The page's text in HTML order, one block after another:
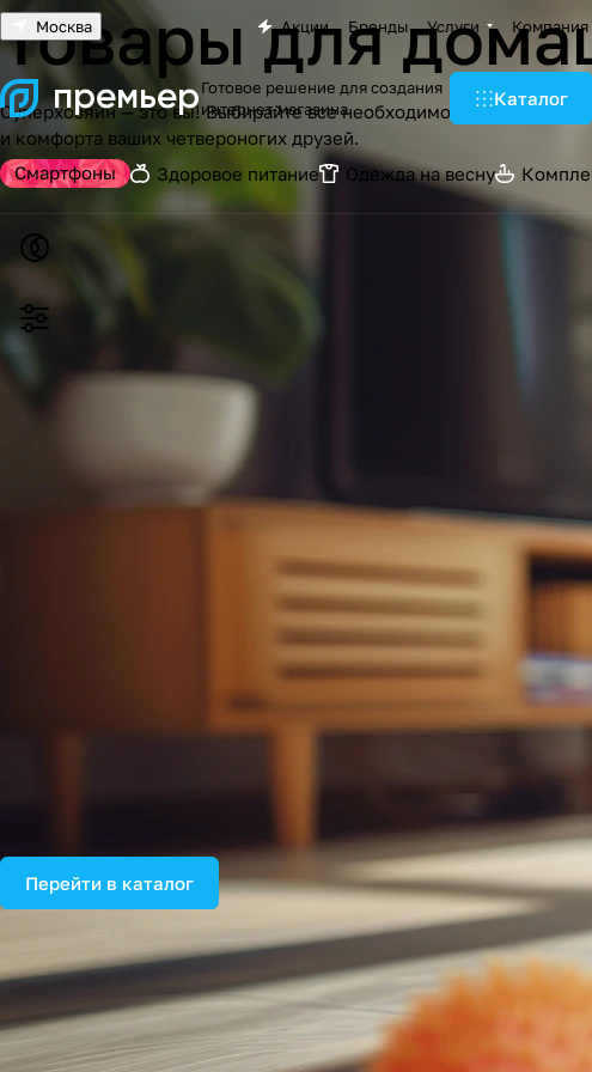
Москва Акции Бренды Услуги Компания
Готовое решение для создания
интернет-магазина
Каталог
Смартфоны Здоровое питание Одежда на весну
Товары для
Суперхозяин — это вы! Выбирайте все необходимое для
и комфорта ваших четвероногих друзей.
Перейти в каталог